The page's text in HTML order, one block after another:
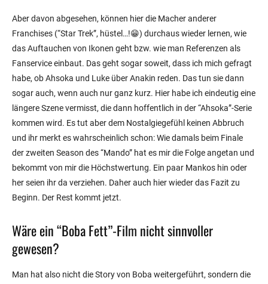
Aber davon abgesehen, können hier die Macher anderer
Franchises (“Star Trek”, hüstel…!😁) durchaus wieder lernen, wie
das Auftauchen von Ikonen geht bzw. wie man Referenzen als
Fanservice einbaut. Das geht sogar soweit, dass ich mich gefragt
habe, ob Ahsoka und Luke über Anakin reden. Das tun sie dann
sogar auch, wenn auch nur ganz kurz. Hier habe ich eindeutig eine
längere Szene vermisst, die dann hoffentlich in der “Ahsoka”-Serie
kommen wird. Es tut aber dem Nostalgiegefühl keinen Abbruch
und ihr merkt es wahrscheinlich schon: Wie damals beim Finale
der zweiten Season des “Mando” hat es mir die Folge angetan und
bekommt von mir die Höchstwertung. Ein paar Mankos hin oder
her seien ihr da verziehen. Daher auch hier wieder das Fazit zu
Beginn. Der Rest kommt jetzt.
Wäre ein “Boba Fett”-Film nicht sinnvoller
gewesen?
Man hat also nicht die Story von Boba weitergeführt, sondern die